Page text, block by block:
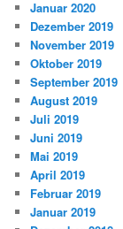
Januar 2020
Dezember 2019
November 2019
Oktober 2019
September 2019
August 2019
Juli 2019
Juni 2019
Mai 2019
April 2019
Februar 2019
Januar 2019